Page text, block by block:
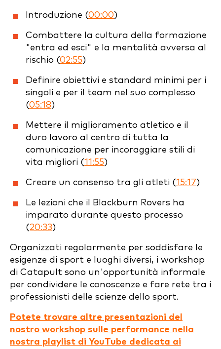
Introduzione (00:00)
Combattere la cultura della formazione
"entra ed esci" e la mentalità avversa al
rischio (02:55)
Definire obiettivi e standard minimi per i
singoli e per il team nel suo complesso
(05:18)
Mettere il miglioramento atletico e il
duro lavoro al centro di tutta la
comunicazione per incoraggiare stili di
vita migliori (11:55)
Creare un consenso tra gli atleti (15:17)
Le lezioni che il Blackburn Rovers ha
imparato durante questo processo
(20:33)
Organizzati regolarmente per soddisfare le
esigenze di sport e luoghi diversi, i workshop
di Catapult sono un'opportunità informale
per condividere le conoscenze e fare rete tra i
professionisti delle scienze dello sport.
Potete trovare altre presentazioni del
nostro workshop sulle performance nella
nostra playlist di YouTube dedicata ai